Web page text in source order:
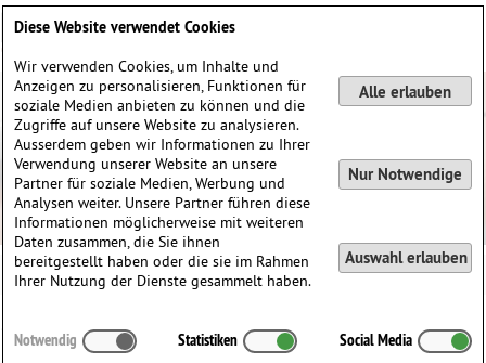
Johann Nepomuk Hummel
Johann Nepomuk
∗ 14.11.1778 inBratislava, Slowakei
Diese Website verwendet Cookies
Wir verwenden Cookies, um Inhalte und
Anzeigen zu personalisieren, Funktionen für
soziale Medien anbieten zu können und die
Zugriffe auf unsere Website zu analysieren.
Ausserdem geben wir Informationen zu Ihrer
Verwendung unserer Website an unsere
Partner für soziale Medien, Werbung und
Analysen weiter. Unsere Partner führen diese
Informationen möglicherweise mit weiteren
Daten zusammen, die Sie ihnen
bereitgestellt haben oder die sie im Rahmen
Ihrer Nutzung der Dienste gesammelt haben.
Alle erlauben
Nur Notwendige
Auswahl erlauben
Notwendig Statistiken Social Media